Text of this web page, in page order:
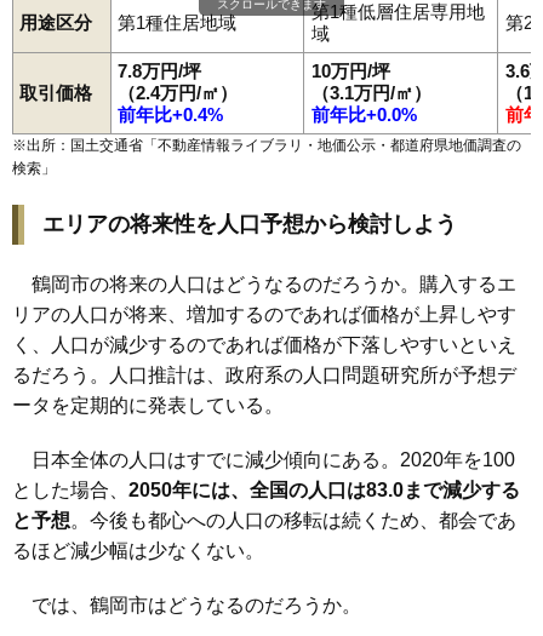
99 羽黒町荒川 2.9万円 255万円 -12.2%
100 藤沢 2.9万円 367万円 -8.4%
101 常盤木 288万円 -4.4%
下清水 489万円 -10.6%
103 馬町 2.7万円 400万円 -7.7%
105 大岩川 2.5万円 153万円
107 丸岡 2.1万円 472万円 -7.0%
203万円 -8.7%
109 早田 2.0万円 117万円 -20.6%
110 東岩本 2.0万円
112 五十川 2.0万円 133万円 -15.5%
113 175万円 -6.6%
114 羽黒町黒瀬
116 三和 1.6万円
用途区分 第1種住居地域
第1種低層住居専用地
域
第2
取引価格
7.8万円/坪
（2.4万円/㎡）
前年比+0.4%
10万円/坪
（3.1万円/㎡）
前年比+0.0%
3.6
（
前
スクロールできます
※出所：国土交通省「不動産情報ライブラリ・地価公示・都道府県地価調査の
検索 」
エリアの将来性を人口予想から検討しよう
鶴岡市の将来の人口はどうなるのだろうか。購入するエ
リアの人口が将来、増加するのであれば価格が上昇しやす
く、人口が減少するのであれば価格が下落しやすいといえ
るだろう。人口推計は、政府系の人口問題研究所が予想デ
ータを定期的に発表している。
日本全体の人口はすでに減少傾向にある。2020年を100
とした場合、 2050年には、全国の人口は83.0まで減少する
と予想。今後も都心への人口の移転は続くため、都会であ
るほど減少幅は少なくない。
では、鶴岡市はどうなるのだろうか。